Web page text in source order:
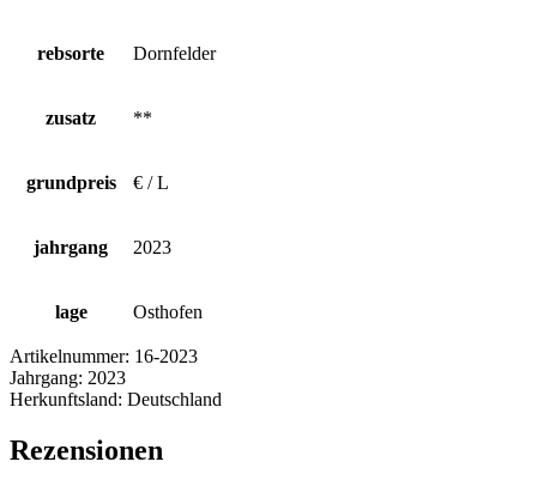
rebsorte Dornfelder
zusatz **
grundpreis € / L
jahrgang 2023
lage Osthofen
Artikelnummer: 16-2023
Jahrgang: 2023
Herkunftsland: Deutschland
Rezensionen